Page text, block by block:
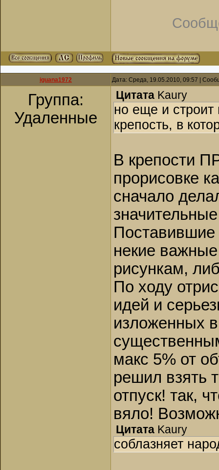
iguana1972 Дата: Среда, 19.05.2010, 09:57 |
Группа:
Удаленные
Цитата Kaury
но еще и строит
крепость, в
В крепости
прорисовке
сначало
Поставившие
некие
рисункам,
По ходу
идей и
изложенных
макс 5% от
решил взять
отпуск! так,
вяло!
Цитата Kaury
соблазняет